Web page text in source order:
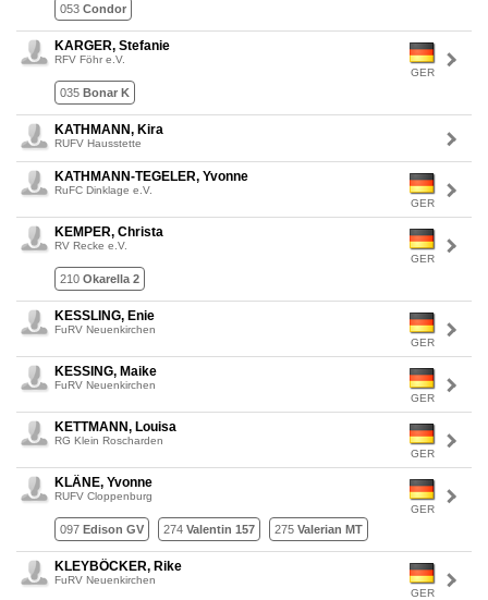
053 Condor
GER
KARGER, Stefanie
RFV Föhr e.V.
035 Bonar K
KATHMANN, Kira
RUFV Hausstette
GER
KATHMANN-TEGELER, Yvonne
RuFC Dinklage e.V.
GER
KEMPER, Christa
RV Recke e.V.
210 Okarella 2
GER
KESSLING, Enie
FuRV Neuenkirchen
GER
KESSING, Maike
FuRV Neuenkirchen
GER
KETTMANN, Louisa
RG Klein Roscharden
GER
KLÄNE, Yvonne
RUFV Cloppenburg
097 Edison GV 274 Valentin 157 275 Valerian MT
GER
KLEYBÖCKER, Rike
FuRV Neuenkirchen